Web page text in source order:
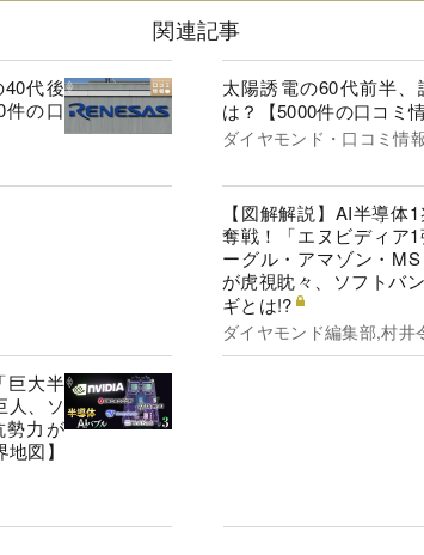
関連記事
代後
の口
太陽誘電の60代前半、
は？【5000件の口コミ
ダイヤモンド・口コミ情
【図解解説】AI半導体
奪戦！「エヌビディア
ーグル・アマゾン・
が虎視眈々、ソフトバ
ギとは!?
ダイヤモンド編集部,村井
巨大半
人、ソ
力が
図】